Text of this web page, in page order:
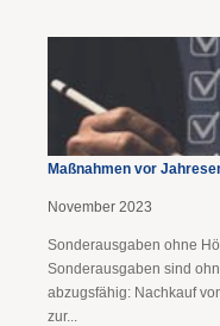
Maßnahmen vor
November 2023
Sonderausgaben ohne
Sonderausgaben sind
abzugsfähig: Nachkauf
zur...